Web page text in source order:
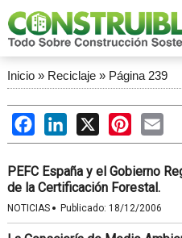
Inicio» Reciclaje» Página 239
FacebookLinkedIn
X Pinterest
PEFC España y el Gobierno
de la Certificación Forestal.
NOTICIAS · Publicado: 18/12/2006